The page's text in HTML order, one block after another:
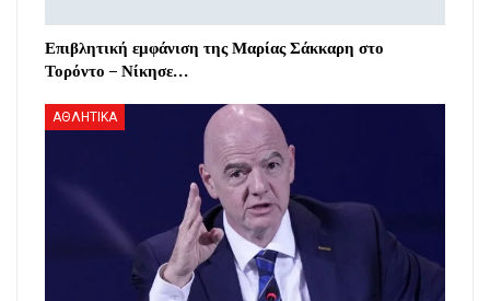
Επιβλητική εμφάνιση της Μαρίας Σάκκαρη στο
Τορόντο – Νίκησε…
ΑΘΛΗΤΙΚΑ